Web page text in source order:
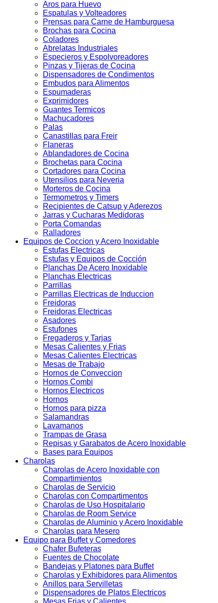
Aros para Huevo
Espatulas y Volteadores
Prensas para Carne de Hamburguesa
Brochas para Cocina
Coladores
Abrelatas Industriales
Especieros y Espolvoreadores
Pinzas y Tijeras de Cocina
Dispensadores de Condimentos
Embudos para Alimentos
Espumaderas
Exprimidores
Guantes Termicos
Machucadores
Palas
Canastillas para Freir
Flaneras
Ablandadores de Cocina
Brochetas para Cocina
Cortadores para Cocina
Utensilios para Neveria
Morteros de Cocina
Termometros y Timers
Recipientes de Catsup y Aderezos
Jarras y Cucharas Medidoras
Porta Comandas
Ralladores
Equipos de Coccion y Acero Inoxidable
Estufas Electricas
Estufas y Equipos de Cocción
Planchas De Acero Inoxidable
Planchas Electricas
Parrillas
Parrillas Electricas de Induccion
Freidoras
Freidoras Electricas
Asadores
Estufones
Fregaderos y Tarjas
Mesas Calientes y Frias
Mesas Calientes Electricas
Mesas de Trabajo
Hornos de Conveccion
Hornos Combi
Hornos Electricos
Hornos
Hornos para pizza
Salamandras
Lavamanos
Trampas de Grasa
Repisas y Garabatos de Acero Inoxidable
Bases para Equipos
Charolas
Charolas de Acero Inoxidable con
Compartimientos
Charolas de Servicio
Charolas con Compartimentos
Charolas de Uso Hospitalario
Charolas de Room Service
Charolas de Aluminio y Acero Inoxidable
Charolas para Mesero
Equipo para Buffet y Comedores
Chafer Bufeteras
Fuentes de Chocolate
Bandejas y Platones para Buffet
Charolas y Exhibidores para Alimentos
Anillos para Servilletas
Dispensadores de Platos Electricos
Mesas Frias y Calientes